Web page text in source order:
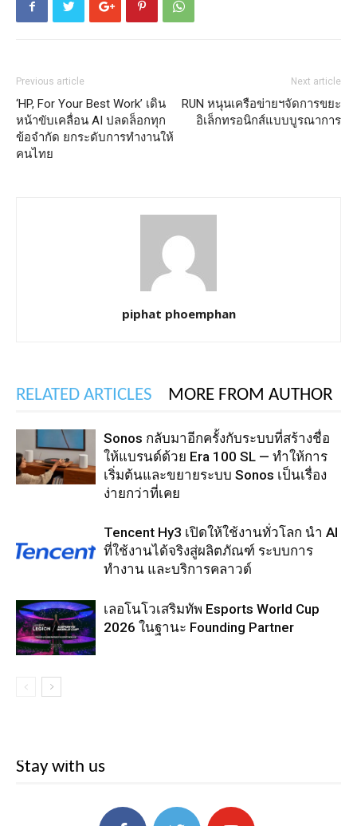
Previous article
‘HP, For Your Best Work’ เดิน
หน้าขับเคลื่อน AI ปลดล็อกทุก
ข้อจำกัด ยกระดับการทำงานให้
คนไทย
Next article
RUN หนุนเครือข่ายฯจัดการขยะ
อิเล็กทรอนิกส์แบบบูรณาการ
piphat phoemphan
RELATED ARTICLES MORE FROM AUTHOR
Sonos กลับมาอีกครั้งกับระบบที่สร้างชื่อ
ให้แบรนด์ด้วย Era 100 SL — ทำให้การ
เริ่มต้นและขยายระบบ Sonos เป็นเรื่อง
ง่ายกว่าที่เคย
Tencent Hy3 เปิดให้ใช้งานทั่วโลก นำ AI
ที่ใช้งานได้จริงสู่ผลิตภัณฑ์ ระบบการ
ทำงาน และบริการคลาวด์
เลอโนโวเสริมทัพ Esports World Cup
2026 ในฐานะ Founding Partner
Stay with us